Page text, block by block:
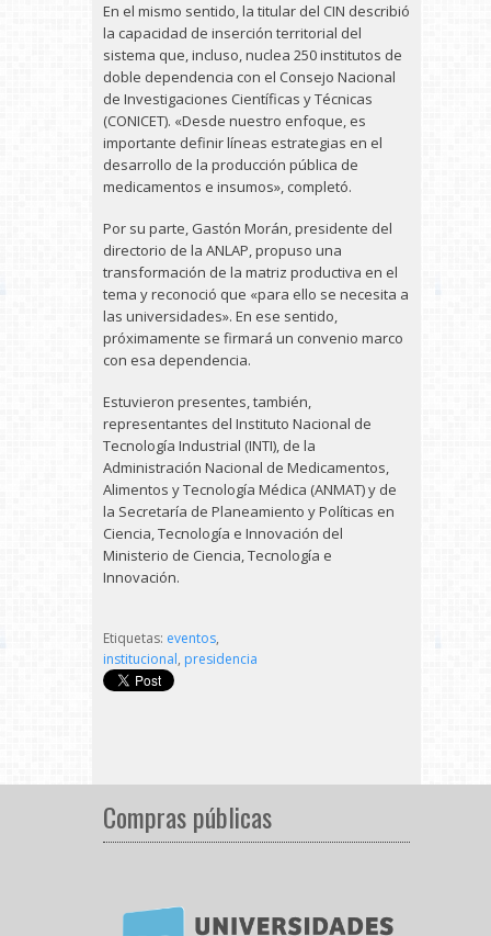
En el mismo sentido, la titular del CIN describió
la capacidad de inserción territorial del
sistema que, incluso, nuclea 250 institutos de
doble dependencia con el Consejo Nacional
de Investigaciones Científicas y Técnicas
(CONICET). «Desde nuestro enfoque, es
importante definir líneas estrategias en el
desarrollo de la producción pública de
medicamentos e insumos», completó.
Por su parte, Gastón Morán, presidente del
directorio de la ANLAP, propuso una
transformación de la matriz productiva en el
tema y reconoció que «para ello se necesita a
las universidades». En ese sentido,
próximamente se firmará un convenio marco
con esa dependencia.
Estuvieron presentes, también,
representantes del Instituto Nacional de
Tecnología Industrial (INTI), de la
Administración Nacional de Medicamentos,
Alimentos y Tecnología Médica (ANMAT) y de
la Secretaría de Planeamiento y Políticas en
Ciencia, Tecnología e Innovación del
Ministerio de Ciencia, Tecnología e
Innovación.
Etiquetas: eventos,
institucional, presidencia
Compras públicas